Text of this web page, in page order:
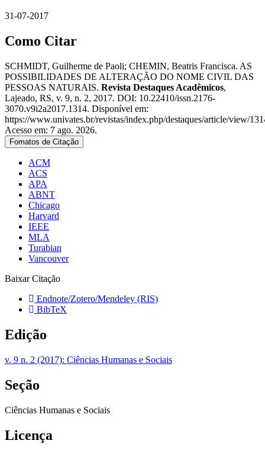
31-07-2017
Como Citar
SCHMIDT, Guilherme de Paoli; CHEMIN, Beatris Francisca. AS
POSSIBILIDADES DE ALTERAÇÃO DO NOME CIVIL DAS
PESSOAS NATURAIS. Revista Destaques Acadêmicos,
Lajeado, RS, v. 9, n. 2, 2017. DOI: 10.22410/issn.2176-
3070.v9i2a2017.1314. Disponível em:
https://www.univates.br/revistas/index.php/destaques/article/view/
Acesso em: 7 ago. 2026.
Fomatos de Citação
ACM
ACS
APA
ABNT
Chicago
Harvard
IEEE
MLA
Turabian
Vancouver
Baixar Citação
Endnote/Zotero/Mendeley (RIS)
BibTeX
Edição
v. 9 n. 2 (2017): Ciências Humanas e Sociais
Seção
Ciências Humanas e Sociais
Licença